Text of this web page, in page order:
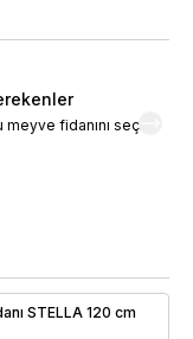
fidanını seçin."
STELLA 120 cm